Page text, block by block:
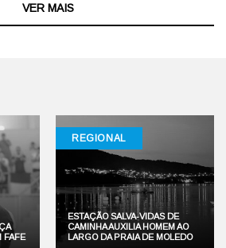
VER MAIS
FAFE
REGIONAL
ESTAÇÃO SALVA-VIDAS DE
CAMINHA AUXILIA HOMEM AO
LARGO DA PRAIA DE MOLEDO